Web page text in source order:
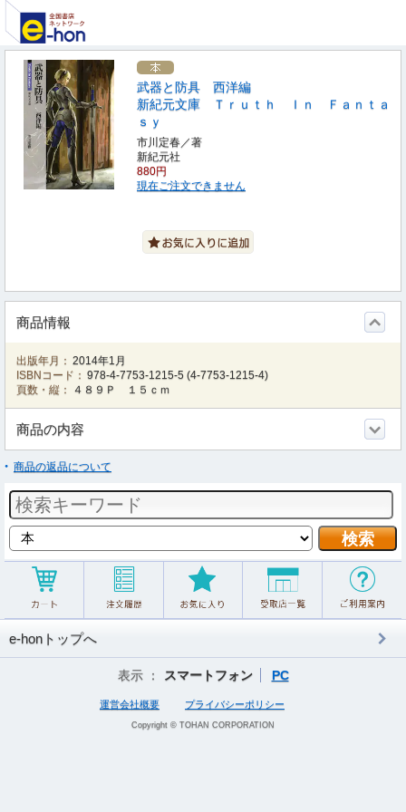
武器と防具 西洋編
新紀元文庫 Ｔｒｕｔｈ Ｉｎ Ｆａｎｔａ
ｓｙ
市川定春／著
新紀元社
880円
現在ご注文できません
商品情報
出版年月： 2014年1月
ISBNコード： 978-4-7753-1215-5 (4-7753-1215-4)
頁数・縦：
４８９Ｐ １５ｃｍ
商品の内容
商品の返品について
e-honトップへ
表示 ： スマートフォン PC
運営会社概要 プライバシーポリシー
Copyright © TOHAN CORPORATION